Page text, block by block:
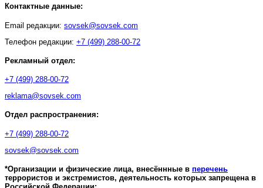
Контактные данные:
Email редакции: sovsek@sovsek.com
Телефон редакции: +7 (499) 288-00-72
Рекламный отдел:
+7 (499) 288-00-72
reklama@sovsek.com
Отдел распространения:
+7 (499) 288-00-72
sovsek@sovsek.com
*Организации и физические лица, внесённные в перечень
террористов и экстремистов, деятельность которых запрещена в